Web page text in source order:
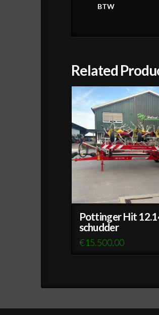
BTW
Related
Pottinger Hit
schudder
€15.500,00